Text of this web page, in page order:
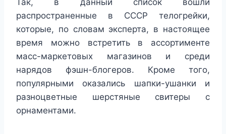
распространенные в СССР телогрейки,
которые, по словам эксперта, в настоящее
время можно встретить в ассортименте
масс-маркетовых магазинов и среди
нарядов фэшн-блогеров. Кроме того,
популярными оказались шапки-ушанки и
разноцветные шерстяные свитеры с
орнаментами.